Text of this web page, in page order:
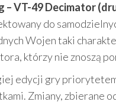
– VT-49 Decimator
do
Wojen taki
którzy nie znoszą
edycji gry
Zmiany, zbierane